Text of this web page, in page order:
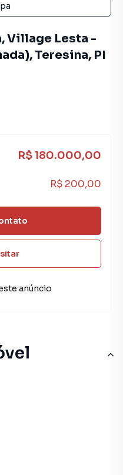
Village Lesta -
Teresina, PI
R$ 180.000,00
R$ 200,00
anúncio